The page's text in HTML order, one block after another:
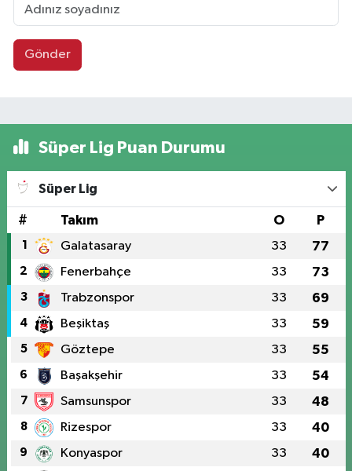
Gönder
Süper Lig Puan Durumu
Süper Lig
# Takım O P
1 Galatasaray 33 77
2 Fenerbahçe 33 73
3 Trabzonspor 33 69
4 Beşiktaş 33 59
5 Göztepe 33 55
6 Başakşehir 33 54
7 Samsunspor 33 48
8 Rizespor 33 40
9 Konyaspor 33 40